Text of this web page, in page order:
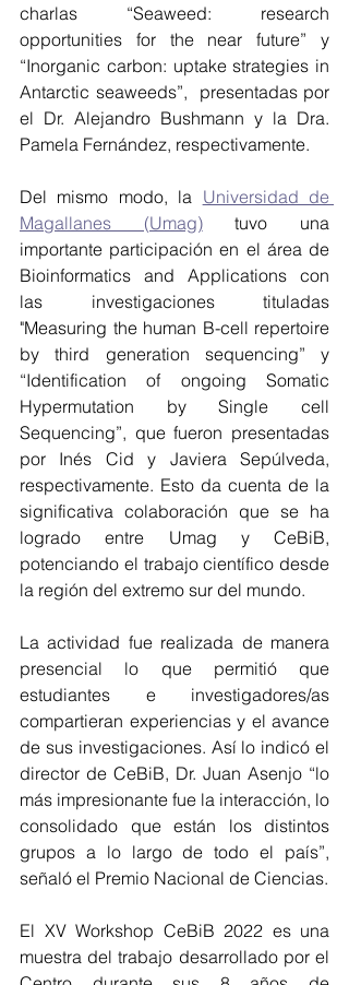
charlas “Seaweed: research
opportunities for the near future” y
“Inorganic carbon: uptake strategies in
Antarctic seaweeds”,  presentadas por
el Dr. Alejandro Bushmann y la Dra.
Pamela Fernández, respectivamente.
Del mismo modo, la Universidad de
Magallanes (Umag) tuvo una
importante participación en el área de
Bioinformatics and Applications con
las investigaciones tituladas
"Measuring the human B-cell repertoire
by third generation sequencing” y
“Identification of ongoing Somatic
Hypermutation by Single cell
Sequencing”, que fueron presentadas
por Inés Cid y Javiera Sepúlveda,
respectivamente. Esto da cuenta de la
significativa colaboración que se ha
logrado entre Umag y CeBiB,
potenciando el trabajo científico desde
la región del extremo sur del mundo.
La actividad fue realizada de manera
presencial lo que permitió que
estudiantes e investigadores/as
compartieran experiencias y el avance
de sus investigaciones. Así lo indicó el
director de CeBiB, Dr. Juan Asenjo “lo
más impresionante fue la interacción, lo
consolidado que están los distintos
grupos a lo largo de todo el país”,
El XV Workshop CeBiB 2022 es una
muestra del trabajo desarrollado por el